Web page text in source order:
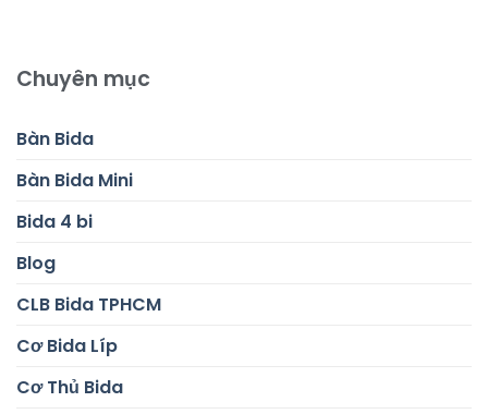
Chuyên mục
Bàn Bida
Bàn Bida Mini
Bida 4 bi
Blog
CLB Bida TPHCM
Cơ Bida Líp
Cơ Thủ Bida